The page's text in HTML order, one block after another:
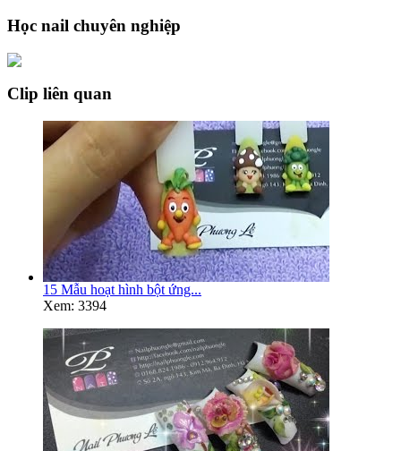
Học nail chuyên nghiệp
Clip liên quan
15 Mẫu hoạt hình bột ứng...
Xem: 3394